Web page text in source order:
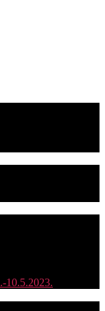
10.5.2023.